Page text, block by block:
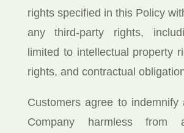
rights specified in this Policy
any third-party rights,
limited to intellectual property
rights, and contractual
Customers agree to indemnify
Company harmless from